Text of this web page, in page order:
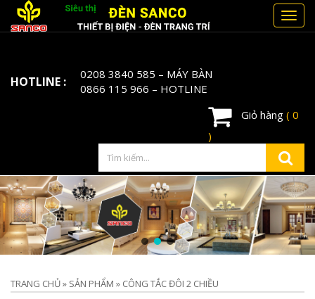
HOTLINE : 0208 3840 585 – MÁY BÀN
0866 115 966 – HOTLINE
Giỏ hàng ( 0
)
TRANG CHỦ» SẢN PHẨM » CÔNG TẮC ĐÔI 2 CHIỀU